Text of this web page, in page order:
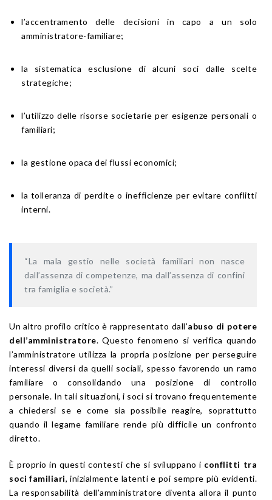
l’accentramento delle decisioni in capo a un solo
amministratore-familiare;
la sistematica esclusione di alcuni soci dalle scelte
strategiche;
l’utilizzo delle risorse societarie per esigenze personali o
familiari;
la gestione opaca dei flussi economici;
la tolleranza di perdite o inefficienze per evitare conflitti
interni.
“La mala gestio nelle società familiari non nasce
dall’assenza di competenze, ma dall’assenza di confini
tra famiglia e società.”
Un altro profilo critico è rappresentato dall’abuso di potere
dell’amministratore. Questo fenomeno si verifica quando
l’amministratore utilizza la propria posizione per perseguire
interessi diversi da quelli sociali, spesso favorendo un ramo
familiare o consolidando una posizione di controllo
personale. In tali situazioni, i soci si trovano frequentemente
a chiedersi se e come sia possibile reagire, soprattutto
quando il legame familiare rende più difficile un confronto
diretto.
È proprio in questi contesti che si sviluppano i conflitti tra
soci familiari, inizialmente latenti e poi sempre più evidenti.
La responsabilità dell’amministratore diventa allora il punto